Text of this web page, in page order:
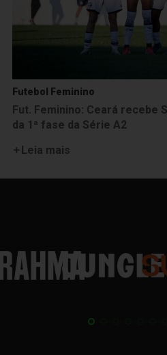
Futebol Feminino
Fut. Feminino: Ceará recebe
da 1ª fase da Série A2
Leia mais